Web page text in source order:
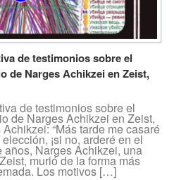
de testimonios sobre el
de Narges Achikzei en Zeist,
de testimonios sobre el
de Narges Achikzei en Zeist,
“Más tarde me casaré
¡si no, arderé en el
años, Narges Achikzei, una
murió de la forma más
Los motivos […]